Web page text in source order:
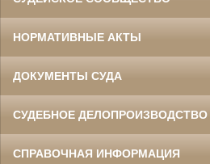
НОРМАТИВНЫЕ АКТЫ
ДОКУМЕНТЫ СУДА
СУДЕБНОЕ ДЕЛОПРОИЗВОДСТВО
СПРАВОЧНАЯ ИНФОРМАЦИЯ